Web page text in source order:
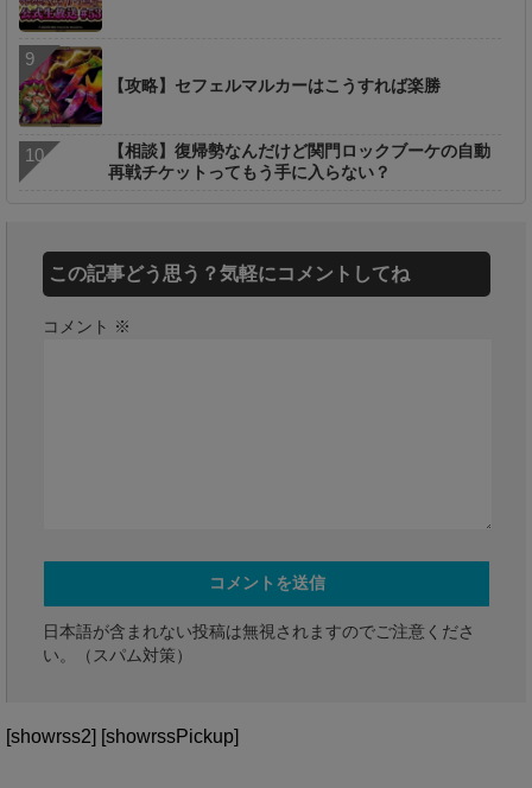
【攻略】セフェルマルカーはこうすれば楽勝
【相談】復帰勢なんだけど関門ロックブーケの自動
再戦チケットってもう手に入らない？
この記事どう思う？気軽にコメントしてね
コメント ※
日本語が含まれない投稿は無視されますのでご注意くださ
い。（スパム対策）
[showrss2] [showrssPickup]